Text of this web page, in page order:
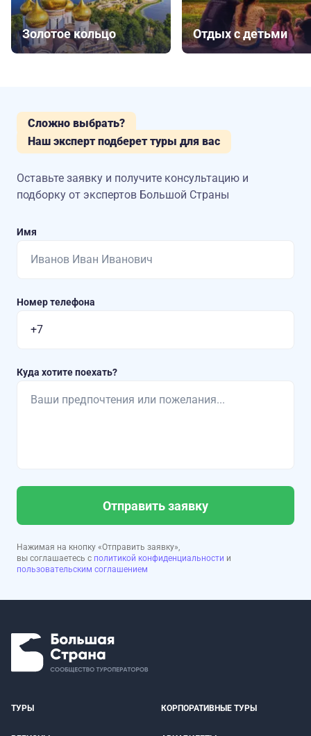
Золотое кольцо Отдых с детьми
Сложно выбрать?
Наш эксперт подберет туры для вас
Оставьте заявку и получите консультацию и
подборку от экспертов Большой Страны
Имя
Номер телефона
Куда хотите поехать?
Отправить заявку
Нажимая на кнопку «Отправить заявку»,
вы соглашаетесь с политикой конфиденциальности и
пользовательским соглашением
ТУРЫ КОРПОРАТИВНЫЕ ТУРЫ